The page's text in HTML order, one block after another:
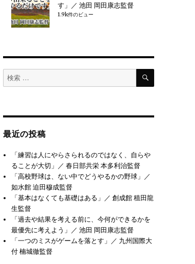
す」／ 池田 岡田康志監督
1.9k件のビュー
検
索
検
最近の投稿
「練習は人にやらさられるのではなく、自らや
ることが大切」／ 春日部共栄 本多利治監督
「高校野球は、ない中でどうやるかの野球」／
如水館 迫田穆成監督
「基本はなくても基礎はある」／ 創成館 稙田龍
生監督
「過去や結果を考える前に、今何ができるかを
最優先に考えよう」／ 池田 岡田康志監督
「一つのミスがゲームを落とす」／ 九州国際大
付 楠城徹監督